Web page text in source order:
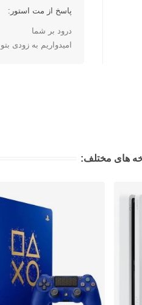
پاسخ از مت استور:
درود بر شما
امیدواریم به زودی